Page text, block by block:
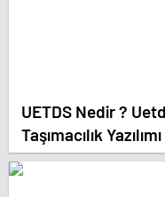
UETDS Nedir ?
Taşımacılık Yazılımı